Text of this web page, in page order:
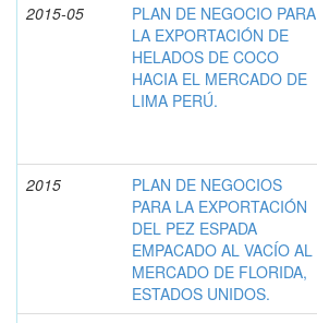
2015-05
PLAN DE NEGOCIO PARA
LA EXPORTACIÓN DE
HELADOS DE COCO
HACIA EL MERCADO DE
LIMA PERÚ.
2015
PLAN DE NEGOCIOS
PARA LA EXPORTACIÓN
DEL PEZ ESPADA
EMPACADO AL VACÍO AL
MERCADO DE FLORIDA,
ESTADOS UNIDOS.